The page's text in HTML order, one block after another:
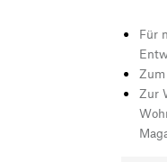
Für
Zur